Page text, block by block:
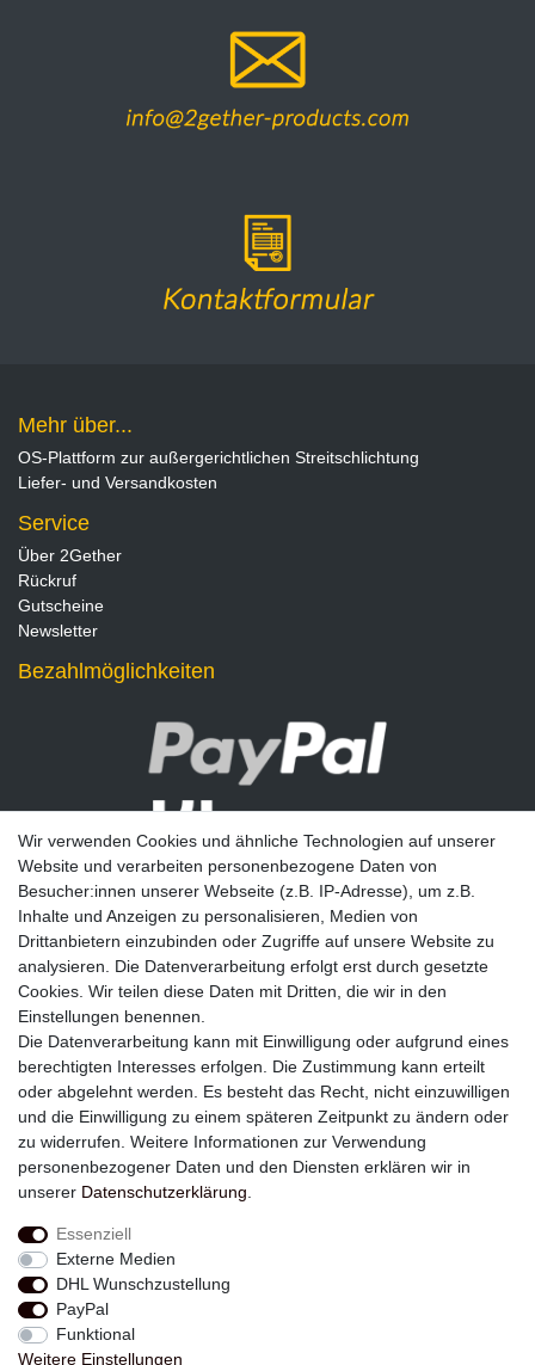
Mehr über...
OS-Plattform zur außergerichtlichen Streitschlichtung
Liefer- und Versandkosten
Service
Über 2Gether
Rückruf
Gutscheine
Newsletter
Bezahlmöglichkeiten
Newsletter
E-MAIL **
Einwilligung kann ich jederzeit widerrufen.**
Abonnieren
Widerrufs­recht
Daten­schutz­erklärung
Wir verwenden Cookies und ähnliche Technologien auf unserer
Website und verarbeiten personenbezogene Daten von
Besucher:innen unserer Webseite (z.B. IP-Adresse), um z.B.
Inhalte und Anzeigen zu personalisieren, Medien von
Drittanbietern einzubinden oder Zugriffe auf unsere Website zu
analysieren. Die Datenverarbeitung erfolgt erst durch gesetzte
Cookies. Wir teilen diese Daten mit Dritten, die wir in den
Einstellungen benennen.
Die Datenverarbeitung kann mit Einwilligung oder aufgrund eines
berechtigten Interesses erfolgen. Die Zustimmung kann erteilt
oder abgelehnt werden. Es besteht das Recht, nicht einzuwilligen
und die Einwilligung zu einem späteren Zeitpunkt zu ändern oder
zu widerrufen. Weitere Informationen zur Verwendung
personenbezogener Daten und den Diensten erklären wir in
unserer Daten­schutz­erklärung
Essenziell
Externe Medien
DHL Wunschzustellung
PayPal
Funktional
Weitere Einstellungen